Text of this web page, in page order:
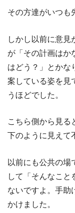
その方達がいつも
しかし以前に意見
が「その計画はか
はどう？」とかな
案している姿を見
うほどでした。
こちら側から見る
下のように見えて
以前にも公共の場
して「そんなこと
ないですよ。手助
かけました。